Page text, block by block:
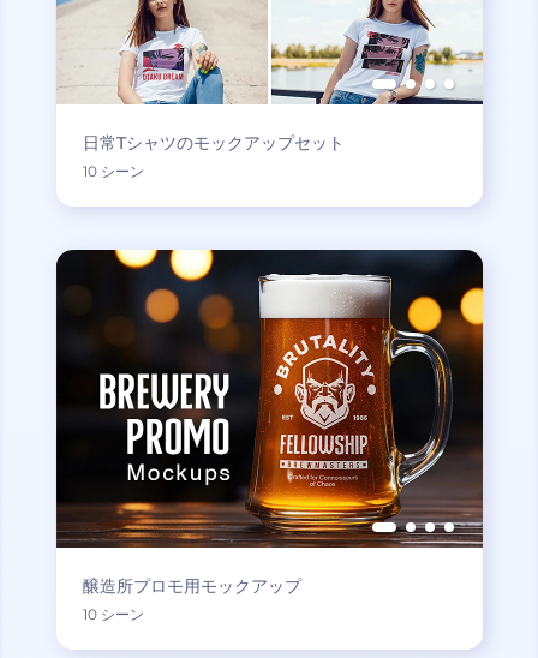
日常Tシャツのモックアップセット
10 シーン
醸造所プロモ用モックアップ
10 シーン